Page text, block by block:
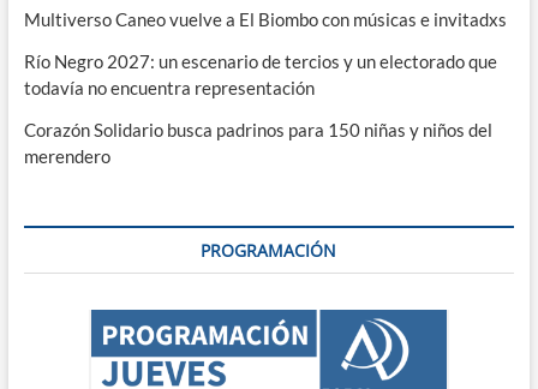
Multiverso Caneo vuelve a El Biombo con músicas e invitadxs
Río Negro 2027: un escenario de tercios y un electorado que
todavía no encuentra representación
Corazón Solidario busca padrinos para 150 niñas y niños del
merendero
PROGRAMACIÓN